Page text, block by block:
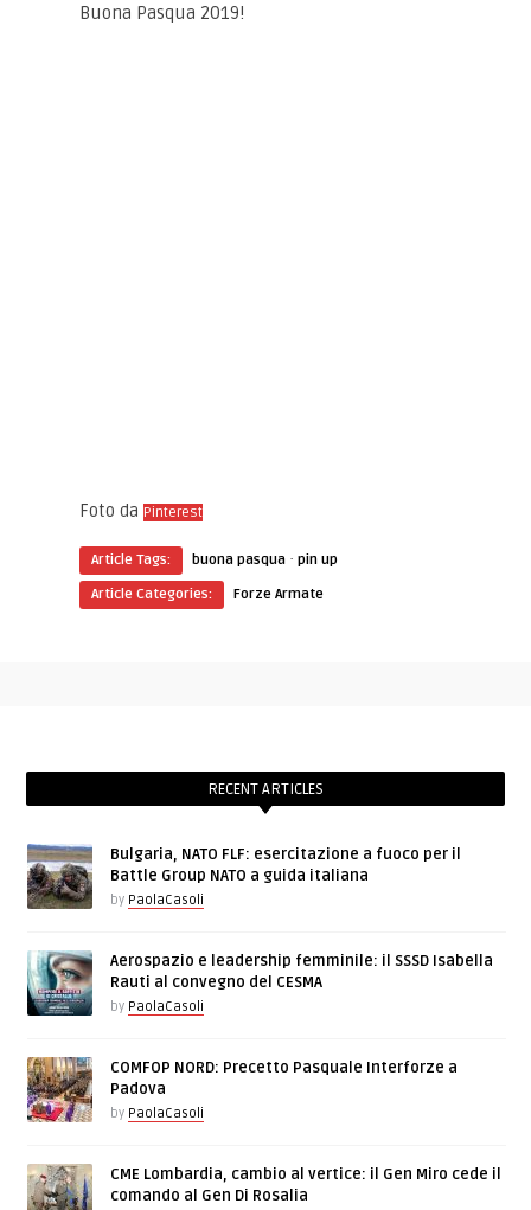
Buona Pasqua 2019!
Foto daPinterest
Article Tags: buona pasqua ·pin up
Article Categories:
Forze Armate
RECENT ARTICLES
Bulgaria, NATO FLF: esercitazione a fuoco per il
Battle Group NATO a guida italiana
by PaolaCasoli
Aerospazio e leadership femminile: il SSSD Isabella
Rauti al convegno del CESMA
by PaolaCasoli
COMFOP NORD: Precetto Pasquale Interforze a
Padova
by PaolaCasoli
CME Lombardia, cambio al vertice: il Gen Miro cede il
comando al Gen Di Rosalia